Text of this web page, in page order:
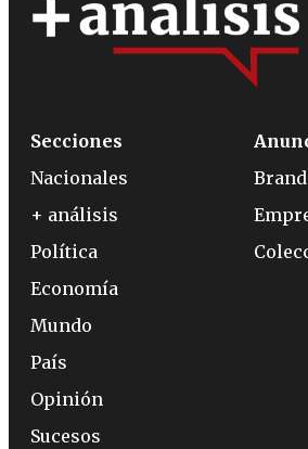
Secciones
Nacionales
+ análisis
Política
Economía
Mundo
País
Opinión
Sucesos